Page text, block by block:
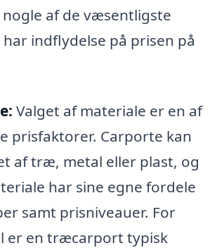
af de væsentligste
indflydelse på prisen på
Valget af materiale er en af
prisfaktorer. Carporte kan
af træ, metal eller plast, og
har sine egne fordele
samt prisniveauer. For
er en træcarport typisk